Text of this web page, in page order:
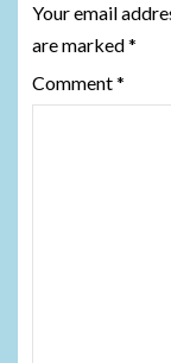
Your email
are marked*
Comment*